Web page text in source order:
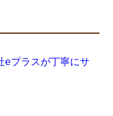
eプラスが丁寧にサ